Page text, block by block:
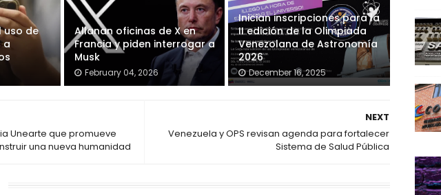
uso de
a
Allanan oficinas de X en
Francia y piden interrogar a
Musk
February 04, 2026
Inician inscripciones para la
II edición de la Olimpiada
Venezolana de Astronomía
2026
December 16, 2025
NEXT
Venezuela y OPS revisan agenda para fortalecer
Sistema de Salud Pública
Unearte que promueve
una nueva humanidad